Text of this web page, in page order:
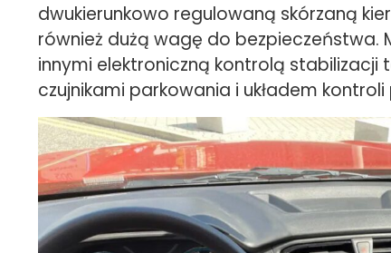
dwukierunkowo regulowaną skórzaną
również dużą wagę do bezpieczeństwa.
innymi elektroniczną kontrolą stabilizacji
czujnikami parkowania i układem